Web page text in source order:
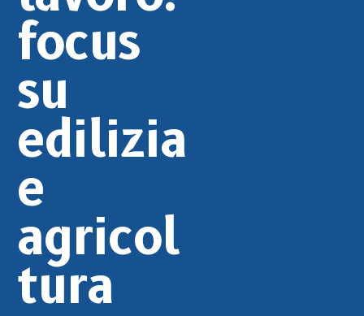
focus
su
edilizia
e
agricol
tura